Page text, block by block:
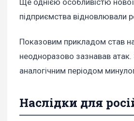
Ще однією особливістю
підприємства відновлювали
Показовим прикладом став
неодноразово зазнавав атак.
аналогічним періодом
Наслідки для